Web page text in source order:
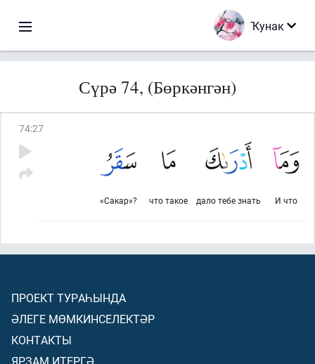
Ҡунак
Сүрә 74, (Бөркәнгән)
74:27
И что
дало тебе знать
что такое
«Сакар»?
ПРОЕКТ ТУРАҺЫНДА
ӘЛЕГЕ МӨМКИНСЕЛЕКТӘР
КОНТАКТЫ
ЯРҘАМ ИТЕРГӘ